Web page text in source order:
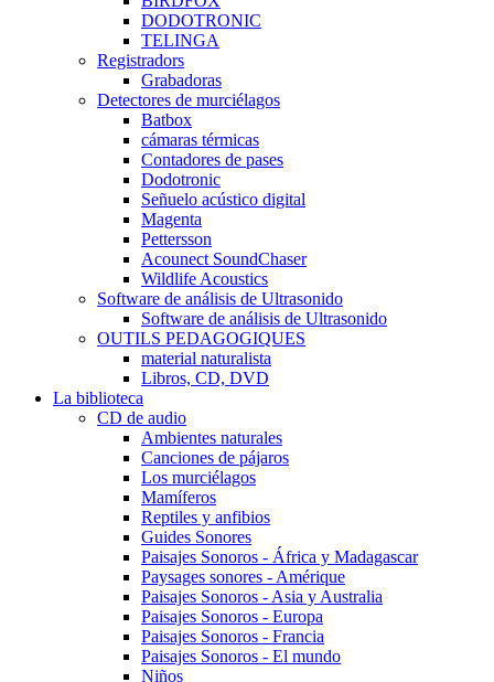
DODOTRONIC
TELINGA
Registradors
Grabadoras
Detectores de murciélagos
Batbox
cámaras térmicas
Contadores de pases
Dodotronic
Señuelo acústico digital
Magenta
Pettersson
Acounect SoundChaser
Wildlife Acoustics
Software de análisis de Ultrasonido
Software de análisis de Ultrasonido
OUTILS PEDAGOGIQUES
material naturalista
Libros, CD, DVD
La biblioteca
CD de audio
Ambientes naturales
Canciones de pájaros
Los murciélagos
Mamíferos
Reptiles y anfibios
Guides Sonores
Paisajes Sonoros - África y Madagascar
Paysages sonores - Amérique
Paisajes Sonoros - Asia y Australia
Paisajes Sonoros - Europa
Paisajes Sonoros - Francia
Paisajes Sonoros - El mundo
Niños